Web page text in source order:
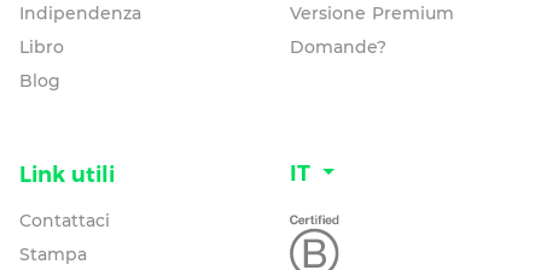
Indipendenza
Libro
Blog
Versione Premium
Domande?
Link utili
Contattaci
Stampa
IT